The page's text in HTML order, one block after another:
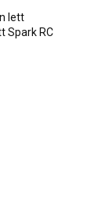
lett
Spark RC